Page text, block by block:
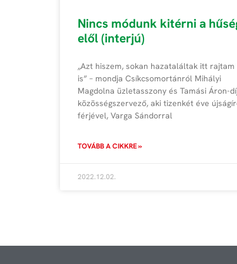
Nincs módunk kitérni a
elől (interjú)
„Azt hiszem, sokan hazataláltak itt rajtam
is” – mondja Csíkcsomortánról Mihályi
Magdolna üzletasszony és Tamási Áron-
közösségszervező, aki tizenkét éve
férjével, Varga Sándorral
TOVÁBB A CIKKRE »
2022.12.02.